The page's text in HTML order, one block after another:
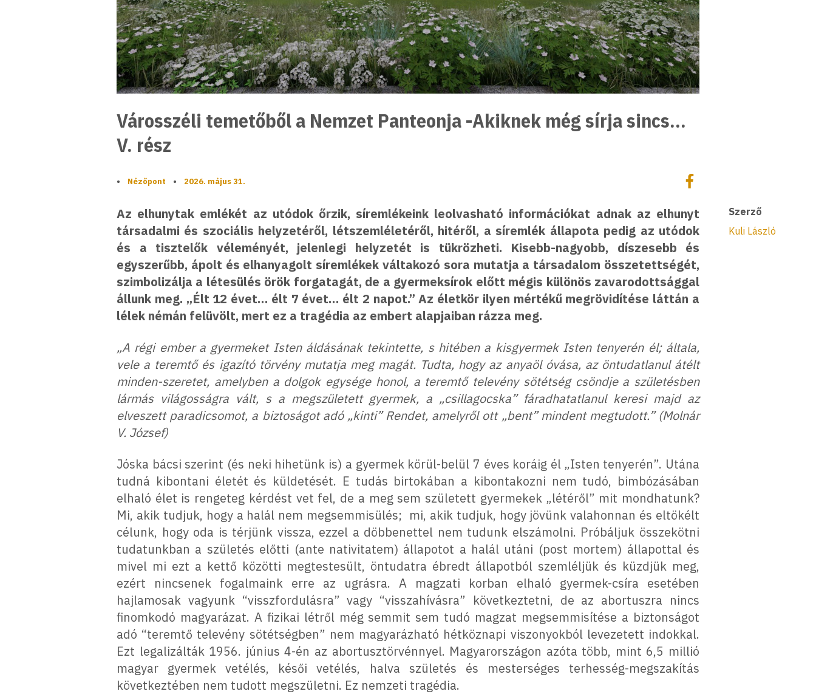
Városszéli temetőből a Nemzet Panteonja -Akiknek még sírja sincs…
V. rész
• Nézőpont • 2026. május 31.
Megosztás
Megosztás Facebookon
Az elhunytak emlékét az utódok őrzik, síremlékeink leolvasható információkat adnak az elhunyt
társadalmi és szociális helyzetéről, létszemléletéről, hitéről, a síremlék állapota pedig az utódok
és a tisztelők véleményét, jelenlegi helyzetét is tükrözheti. Kisebb-nagyobb, díszesebb és
egyszerűbb, ápolt és elhanyagolt síremlékek váltakozó sora mutatja a társadalom összetettségét,
szimbolizálja a létesülés örök forgatagát, de a gyermeksírok előtt mégis különös zavarodottsággal
állunk meg. „Élt 12 évet… élt 7 évet… élt 2 napot.” Az életkör ilyen mértékű megrövidítése láttán a
lélek némán felüvölt, mert ez a tragédia az embert alapjaiban rázza meg.
„A régi ember a gyermeket Isten áldásának tekintette, s hitében a kisgyermek Isten tenyerén él; általa,
vele a teremtő és igazító törvény mutatja meg magát. Tudta, hogy az anyaöl óvása, az öntudatlanul átélt
minden-szeretet, amelyben a dolgok egysége honol, a teremtő televény sötétség csöndje a születésben
lármás világosságra vált, s a megszületett gyermek, a „csillagocska” fáradhatatlanul keresi majd az
elveszett paradicsomot, a biztoságot adó „kinti” Rendet, amelyről ott „bent” mindent megtudott.” (Molnár
V. József)
Jóska bácsi szerint (és neki hihetünk is) a gyermek körül-belül 7 éves koráig él „Isten tenyerén”. Utána
tudná kibontani életét és küldetését. E tudás birtokában a kibontakozni nem tudó, bimbózásában
elhaló élet is rengeteg kérdést vet fel, de a meg sem született gyermekek „létéről” mit mondhatunk?
Mi, akik tudjuk, hogy a halál nem megsemmisülés; mi, akik tudjuk, hogy jövünk valahonnan és eltökélt
célunk, hogy oda is térjünk vissza, ezzel a döbbenettel nem tudunk elszámolni. Próbáljuk összekötni
tudatunkban a születés előtti (ante nativitatem) állapotot a halál utáni (post mortem) állapottal és
mivel mi ezt a kettő közötti megtestesült, öntudatra ébredt állapotból szemléljük és küzdjük meg,
ezért nincsenek fogalmaink erre az ugrásra. A magzati korban elhaló gyermek-csíra esetében
hajlamosak vagyunk “visszfordulásra” vagy “visszahívásra” következtetni, de az abortuszra nincs
finomkodó magyarázat. A fizikai létről még semmit sem tudó magzat megsemmisítése a biztonságot
adó “teremtő televény sötétségben” nem magyarázható hétköznapi viszonyokból levezetett indokkal.
Ezt legalizálták 1956. június 4-én az abortusztörvénnyel. Magyarországon azóta több, mint 6,5 millió
magyar gyermek vetélés, késői vetélés, halva születés és mesterséges terhesség-megszakítás
következtében nem tudott megszületni. Ez nemzeti tragédia.
Szerző
Kuli László